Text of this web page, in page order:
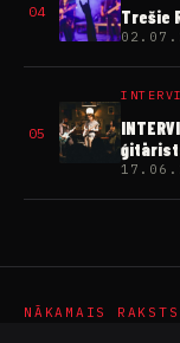
04 Trešie
05
NĀKAMAIS RAKSTS